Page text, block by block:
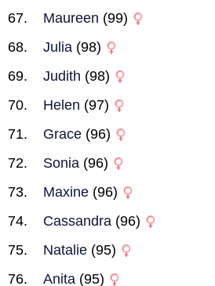
Maureen (99)
Julia (98)
Judith (98)
Helen (97)
Grace (96)
Sonia (96)
Maxine (96)
Cassandra (96)
Natalie (95)
Anita (95)